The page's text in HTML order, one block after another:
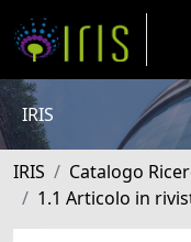
IRIS
IRIS Catalogo
1.1 Articolo in